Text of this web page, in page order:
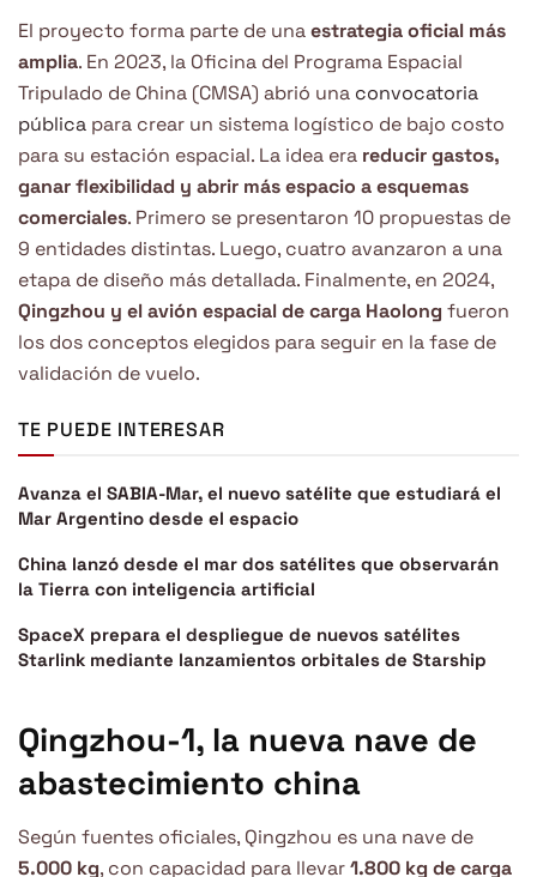
El proyecto forma parte de unaestrategia oficial más
amplia. En 2023, la Oficina del Programa Espacial
Tripulado de China (CMSA) abrió una convocatoria
pública para crear un sistema logístico de bajo costo
para su estación espacial. La idea era reducir gastos,
ganar flexibilidad y abrir más espacio a esquemas
comerciales. Primero se presentaron 10 propuestas de
9 entidades distintas. Luego, cuatro avanzaron a una
etapa de diseño más detallada. Finalmente, en 2024,
Qingzhou y el avión espacial de carga Haolong fueron
los dos conceptos elegidos para seguir en la fase de
validación de vuelo.
TE PUEDE INTERESAR
Avanza el SABIA-Mar, el nuevo satélite que estudiará el
Mar Argentino desde el espacio
China lanzó desde el mar dos satélites que observarán
la Tierra con inteligencia artificial
SpaceX prepara el despliegue de nuevos satélites
Starlink mediante lanzamientos orbitales de Starship
Qingzhou-1, la nueva nave de
abastecimiento china
Según fuentes oficiales, Qingzhou es una nave de
5.000 kg, con capacidad para llevar1.800 kg de carga